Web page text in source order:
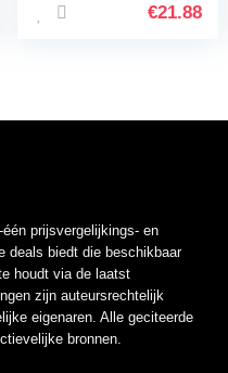
€21.88
prijsvergelijkings- en
deals biedt die beschikbaar
houdt via de laatst
zijn auteursrechtelijk
eigenaren. Alle geciteerde
bronnen.